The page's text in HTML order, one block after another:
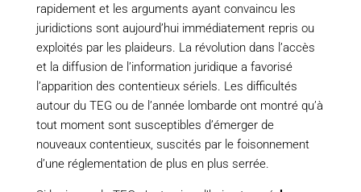
rapidement et les arguments ayant convaincu les
juridictions sont aujourd’hui immédiatement repris ou
exploités par les plaideurs. La révolution dans l’accès
et la diffusion de l’information juridique a favorisé
l’apparition des contentieux sériels. Les difficultés
autour du TEG ou de l’année lombarde ont montré qu’à
tout moment sont susceptibles d’émerger de
nouveaux contentieux, suscités par le foisonnement
d’une réglementation de plus en plus serrée.